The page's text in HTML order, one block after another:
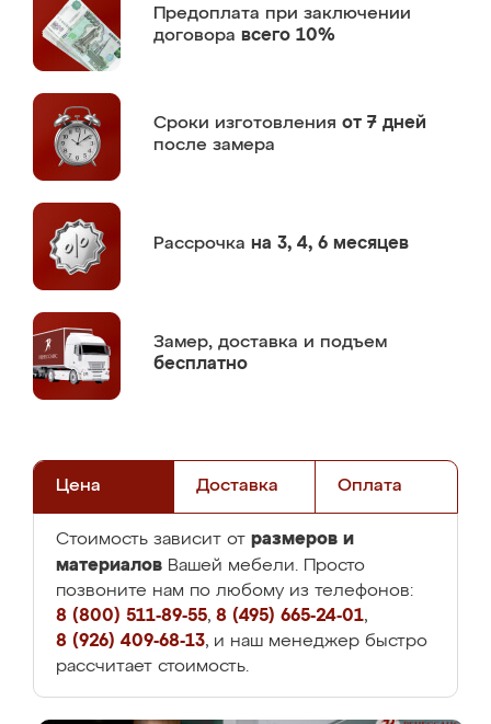
Предоплата при заключении
договора всего 10%
Сроки изготовления от 7 дней
после замера
Рассрочка на 3, 4, 6 месяцев
Замер, доставка и подъем
бесплатно
Цена Доставка Оплата
Стоимость зависит от размеров и
материалов Вашей мебели. Просто
позвоните нам по любому из телефонов:
8 (800) 511-89-55, 8 (495) 665-24-01,
8 (926) 409-68-13, и наш менеджер быстро
рассчитает стоимость.